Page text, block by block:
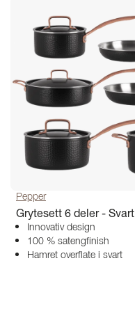
Pepper
Grytesett 6 deler - Svart
Innovativ design
100 % satengfinish
Hamret overflate i svart